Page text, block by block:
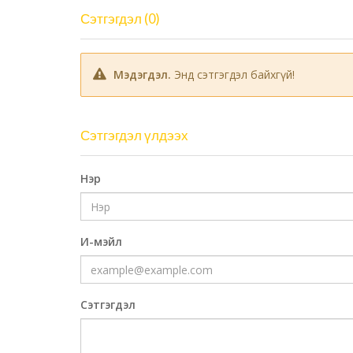
Сэтгэгдэл (0)
Мэдэгдэл. Энд сэтгэгдэл байхгүй!
Сэтгэгдэл үлдээх
Нэр
И-мэйл
Сэтгэгдэл